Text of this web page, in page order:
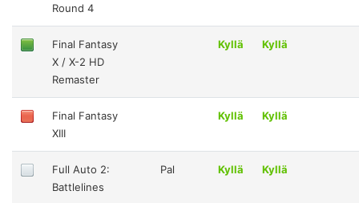
Round 4
Final Fantasy
X / X-2 HD
Remaster
Kyllä Kyllä
Final Fantasy
XIII
Kyllä Kyllä
Full Auto 2:
Battlelines
Pal Kyllä Kyllä